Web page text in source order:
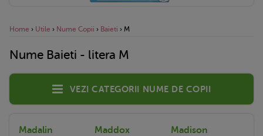
Home › Utile › Nume Copii › Baieti › M
Nume Baieti - litera M
Vezi categorii nume de copii
Madalin Maddox
Madison